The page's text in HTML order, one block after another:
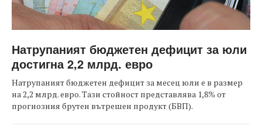
Натрупаният бюджетен дефицит за юли
достигна 2,2 млрд. евро
Натрупаният бюджетен дефицит за месец юли е в размер
на 2,2 млрд. евро. Тази стойност представлява 1,8% от
прогнозния брутен вътрешен продукт (БВП).